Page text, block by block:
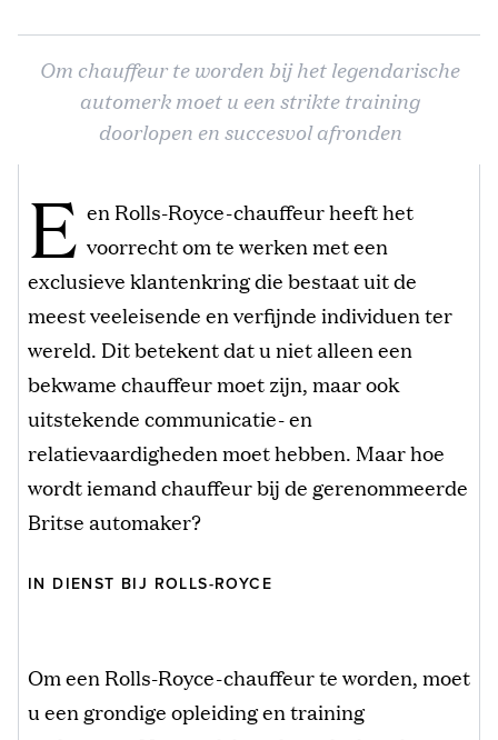
Om chauffeur te worden bij het legendarische
automerk moet u een strikte training
doorlopen en succesvol afronden
E en Rolls-Royce-chauffeur heeft het
voorrecht om te werken met een
exclusieve klantenkring die bestaat uit de
meest veeleisende en verfijnde individuen ter
wereld. Dit betekent dat u niet alleen een
bekwame chauffeur moet zijn, maar ook
uitstekende communicatie- en
relatievaardigheden moet hebben. Maar hoe
wordt iemand chauffeur bij de gerenommeerde
Britse automaker?
IN DIENST BIJ ROLLS-ROYCE
Om een Rolls-Royce-chauffeur te worden, moet
u een grondige opleiding en training